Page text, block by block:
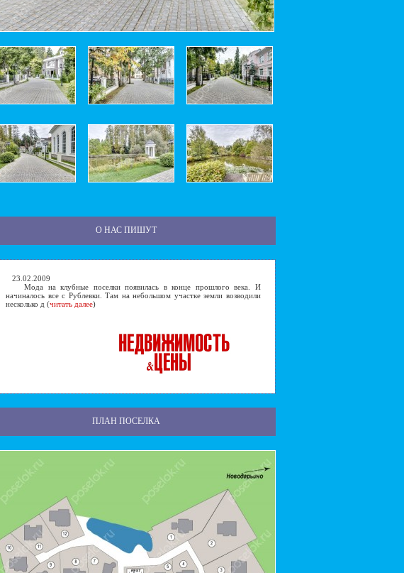
О НАС ПИШУТ
23.02.2009
Мода на клубные поселки появилась в конце прошлого века. И
начиналось все с Рублевки. Там на небольшом участке земли возводили
несколько д (читать далее)
ПЛАН ПОСЕЛКА